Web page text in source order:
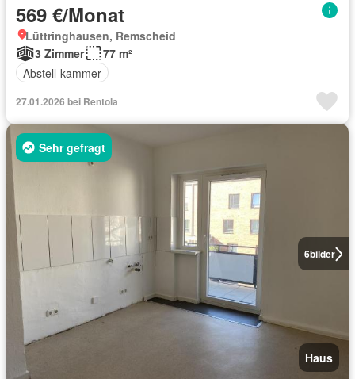
569 €/Monat
Lüttringhausen, Remscheid
3 Zimmer
77 m²
Abstell-kammer
27.01.2026 bei Rentola
6bilder
Sehr gefragt
Haus